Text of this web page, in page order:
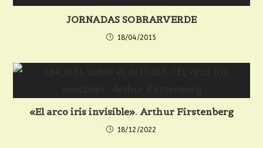
JORNADAS SOBRARVERDE
18/04/2015
«El arco iris invisible». Arthur Firstenberg
18/12/2022